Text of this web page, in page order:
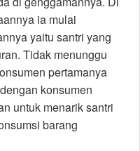
ia mulai
yaitu santri yang
Tidak menunggu
pertamanya
konsumen
untuk menarik santri
barang